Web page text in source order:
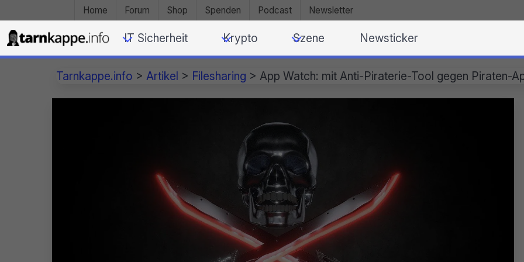
Home Forum Shop Spenden Podcast Newsletter
IT Sicherheit Krypto Szene Newsticker
Tarnkappe.info > Artikel > Filesharing > App Watch: mit Anti-Piraterie-Tool gegen Piraten-